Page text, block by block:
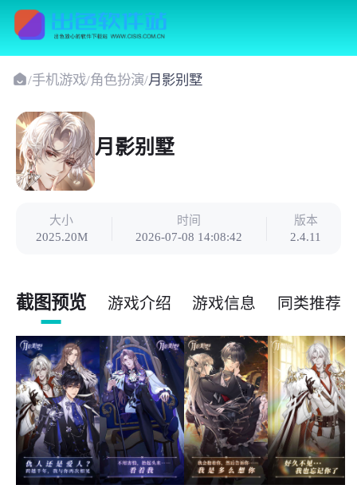
/手机游戏/角色扮演/月影别墅
月影别墅
大小
2025.20M
时间
2026-07-08 14:08:42
版本
2.4.11
截图预览 游戏介绍 游戏信息 同类推荐